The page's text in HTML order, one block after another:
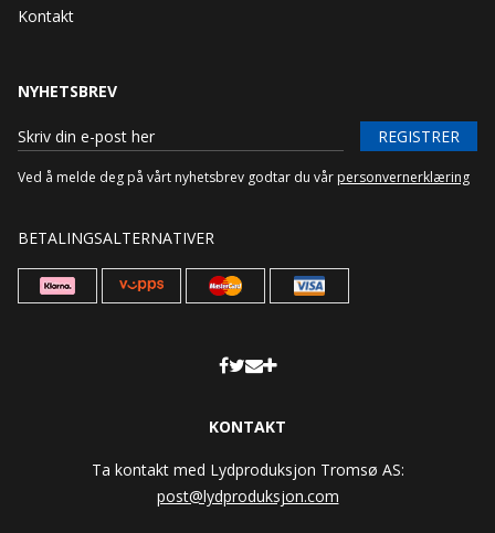
Kontakt
NYHETSBREV
REGISTRER
Ved å melde deg på vårt nyhetsbrev godtar du vår personvernerklæring
BETALINGSALTERNATIVER
KONTAKT
Ta kontakt med Lydproduksjon Tromsø AS:
post@lydproduksjon.com